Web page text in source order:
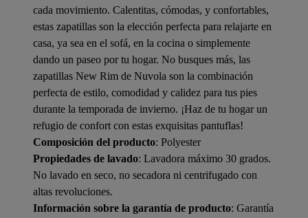
cada movimiento. Calentitas, cómodas, y confortables,
estas zapatillas son la elección perfecta para relajarte en
casa, ya sea en el sofá, en la cocina o simplemente
dando un paseo por tu hogar. No busques más, las
zapatillas New Rim de Nuvola son la combinación
perfecta de estilo, comodidad y calidez para tus pies
durante la temporada de invierno. ¡Haz de tu hogar un
refugio de confort con estas exquisitas pantuflas!
Composición del producto: Polyester
Propiedades de lavado: Lavadora máximo 30 grados.
No lavado en seco, no secadora ni centrifugado con
altas revoluciones.
Información sobre la garantía de producto: Garantía